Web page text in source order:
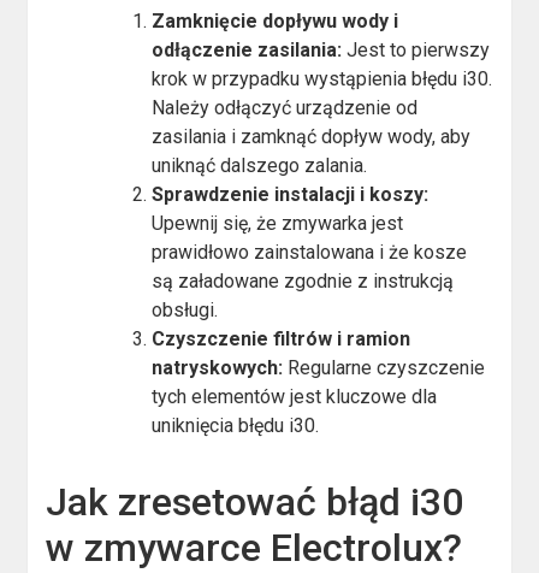
Zamknięcie dopływu wody i
odłączenie zasilania: Jest to pierwszy
krok w przypadku wystąpienia błędu i30.
Należy odłączyć urządzenie od
zasilania i zamknąć dopływ wody, aby
uniknąć dalszego zalania.
Sprawdzenie instalacji i koszy:
Upewnij się, że zmywarka jest
prawidłowo zainstalowana i że kosze
są załadowane zgodnie z instrukcją
obsługi.
Czyszczenie filtrów i ramion
natryskowych: Regularne czyszczenie
tych elementów jest kluczowe dla
uniknięcia błędu i30.
Jak zresetować błąd i30
w zmywarce Electrolux?